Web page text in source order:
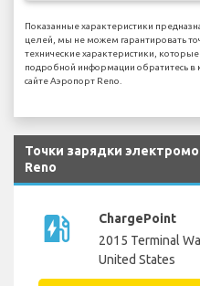
Показанные характеристики
целей, мы не можем гарантировать
технические характеристики,
подробной информации обратитесь
сайте Аэропорт Reno.
Точки зарядки
Reno
ev_station
ChargePoint
2015 Terminal
United States